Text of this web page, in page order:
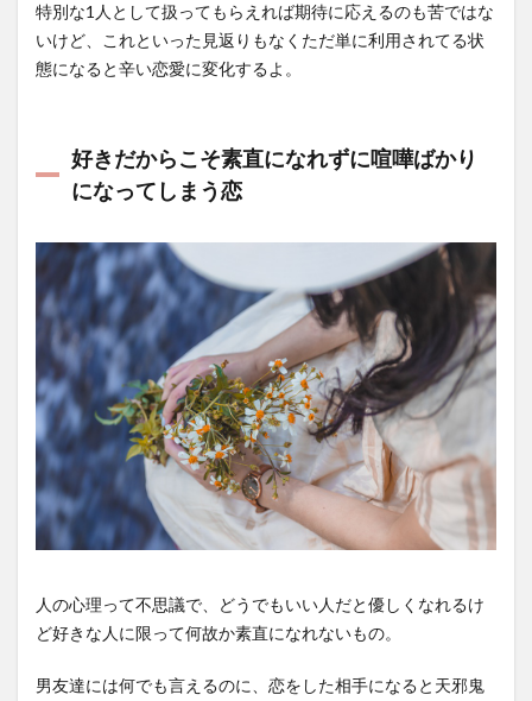
特別な1人として扱ってもらえれば期待に応えるのも苦ではな
いけど、これといった見返りもなくただ単に利用されてる状
態になると辛い恋愛に変化するよ。
好きだからこそ素直になれずに喧嘩ばかり
になってしまう恋
人の心理って不思議で、どうでもいい人だと優しくなれるけ
ど好きな人に限って何故か素直になれないもの。
男友達には何でも言えるのに、恋をした相手になると天邪鬼